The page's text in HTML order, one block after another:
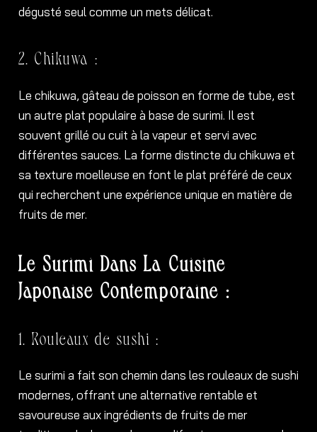
dégusté seul comme un mets délicat.
2. Chikuwa :
Le chikuwa, gâteau de poisson en forme de tube, est
un autre plat populaire à base de surimi. Il est
souvent grillé ou cuit à la vapeur et servi avec
différentes sauces. La forme distincte du chikuwa et
sa texture moelleuse en font le plat préféré de ceux
qui recherchent une expérience unique en matière de
fruits de mer.
Le Surimi Dans La Cuisine
Japonaise Contemporaine :
1. Rouleaux de sushi :
Le surimi a fait son chemin dans les rouleaux de sushi
modernes, offrant une alternative rentable et
savoureuse aux ingrédients de fruits de mer